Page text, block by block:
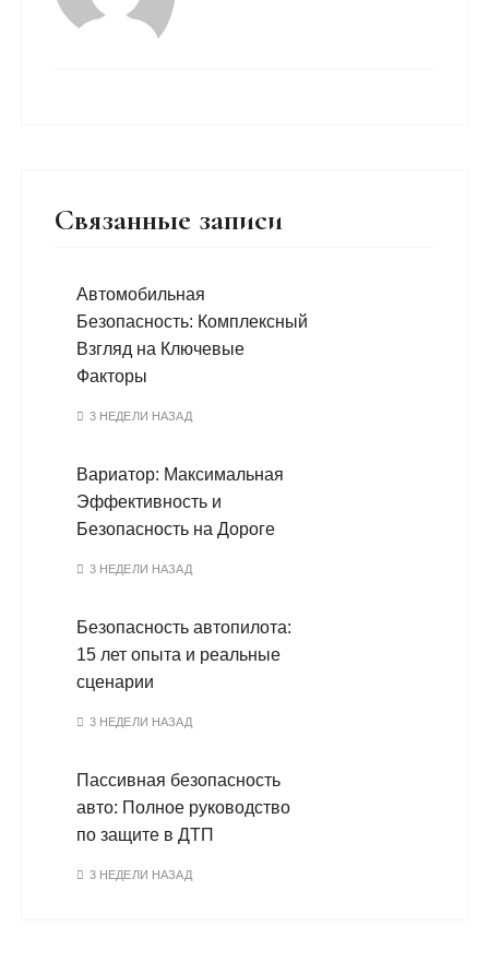
Связанные записи
Автомобильная
Безопасность: Комплексный
Взгляд на Ключевые
Факторы
3 НЕДЕЛИ НАЗАД
Вариатор: Максимальная
Эффективность и
Безопасность на Дороге
3 НЕДЕЛИ НАЗАД
Безопасность автопилота:
15 лет опыта и реальные
сценарии
3 НЕДЕЛИ НАЗАД
Пассивная безопасность
авто: Полное руководство
по защите в ДТП
3 НЕДЕЛИ НАЗАД